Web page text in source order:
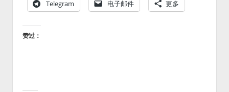
Telegram 电子邮件 更多
赞过：